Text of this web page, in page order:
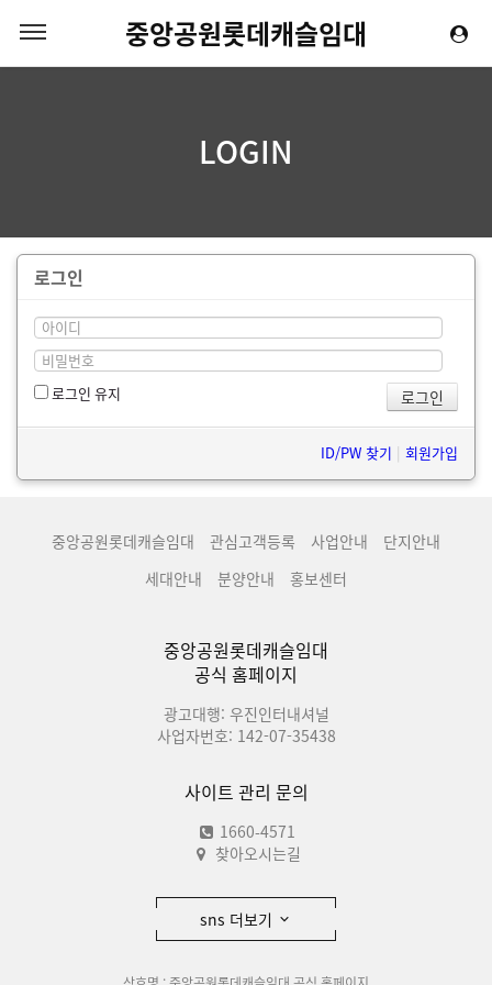
중앙공원롯데캐슬임대
LOGIN
로그인
로그인 유지
ID/PW 찾기 | 회원가입
중앙공원롯데캐슬임대 관심고객등록 사업안내
단지안내
세대안내
분양안내 홍보센터
중앙공원롯데캐슬임대
공식 홈페이지
광고대행: 우진인터내셔널
사업자번호: 142-07-35438
사이트 관리 문의
1660-4571
찾아오시는길
sns 더보기